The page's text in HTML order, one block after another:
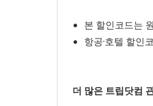
본 할인코드는
항공·호텔 할인
더 많은 트립닷컴